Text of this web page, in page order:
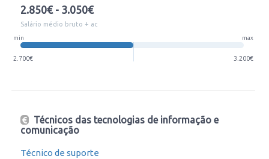
2.850€ - 3.050€
Salário médio bruto + ac
min max
2.700€ 3.200€
Técnicos das tecnologias de informação e
comunicação
Técnico de suporte